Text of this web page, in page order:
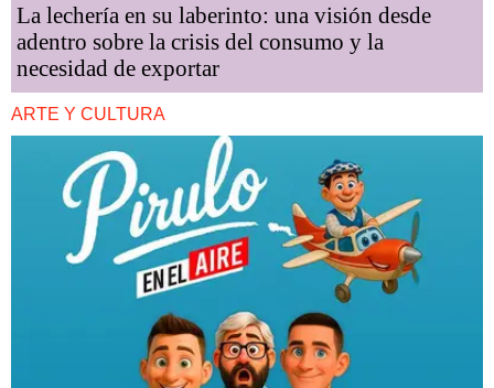
La lechería en su laberinto: una visión desde
adentro sobre la crisis del consumo y la
necesidad de exportar
ARTE Y CULTURA